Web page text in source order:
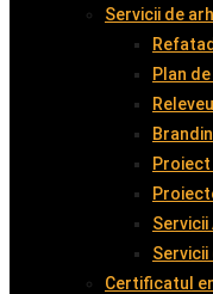
Servicii de
Plan
Servicii
Certificatul